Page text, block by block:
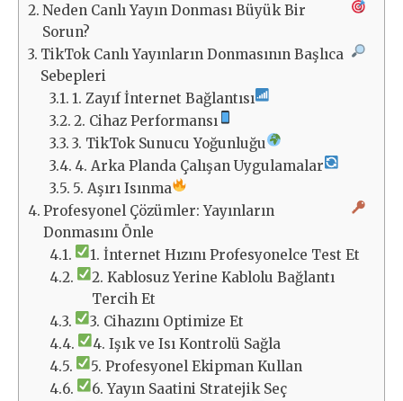
Neden Canlı Yayın Donması Büyük Bir
Sorun?
TikTok Canlı Yayınların Donmasının Başlıca
Sebepleri
1. Zayıf İnternet Bağlantısı
2. Cihaz Performansı
3. TikTok Sunucu Yoğunluğu
4. Arka Planda Çalışan Uygulamalar
5. Aşırı Isınma
Profesyonel Çözümler: Yayınların
Donmasını Önle
1. İnternet Hızını Profesyonelce Test Et
2. Kablosuz Yerine Kablolu Bağlantı
Tercih Et
3. Cihazını Optimize Et
4. Işık ve Isı Kontrolü Sağla
5. Profesyonel Ekipman Kullan
6. Yayın Saatini Stratejik Seç